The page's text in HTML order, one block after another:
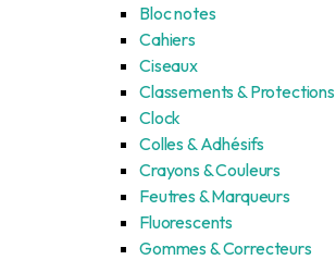
Bloc notes
Cahiers
Ciseaux
Classements & Protections
Clock
Colles & Adhésifs
Crayons & Couleurs
Feutres & Marqueurs
Fluorescents
Gommes & Correcteurs